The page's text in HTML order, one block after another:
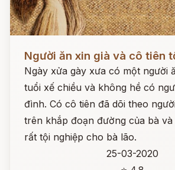
Người ăn xin già và cô tiên
Ngày xửa gày xưa có một người
tuổi xế chiều và không hề có
đình. Có cô tiên đã dõi theo
trên khắp đoạn đường của bà
rất tội nghiệp cho bà lão.
25-03-2020